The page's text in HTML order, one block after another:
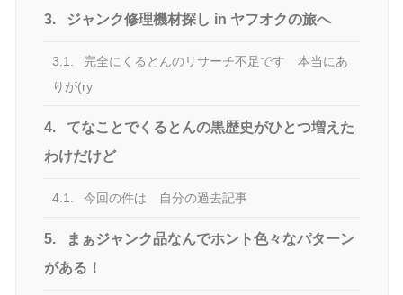
3. ジャンク修理機材探し in ヤフオクの旅へ
3.1.
完全にくるとんのリサーチ不足です 本当にあ
りが(ry
4.
てなことでくるとんの黒歴史がひとつ増えた
わけだけど
4.1. 今回の件は 自分の過去記事
5.
まぁジャンク品なんでホント色々なパターン
がある！